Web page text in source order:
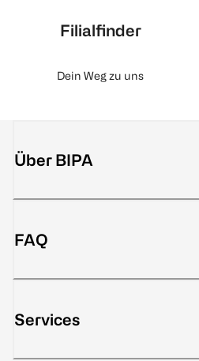
Filialfinder
Dein Weg zu uns
Über BIPA
FAQ
Services